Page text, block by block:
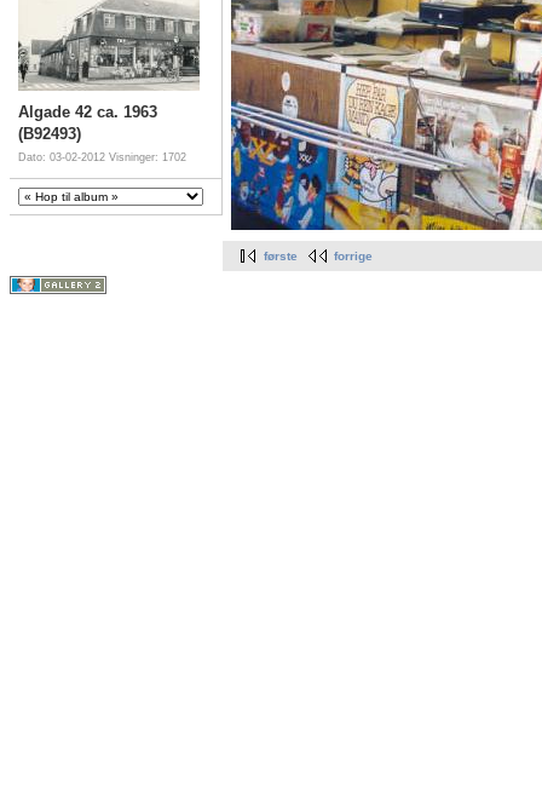
Algade 42 ca. 1963
(B92493)
Dato: 03-02-2012 Visninger: 1702
første forrige